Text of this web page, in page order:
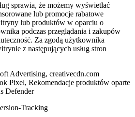
sprawia, że możemy wyświetlać
lub promocje rabatowe
lub produktów w oparciu o
podczas przeglądania i zakupów
Za zgodą użytkownika
z następujących usług stron
Advertising, creativecdn.com
Pixel, Rekomendacje produktów oparte
Defender
Tracking